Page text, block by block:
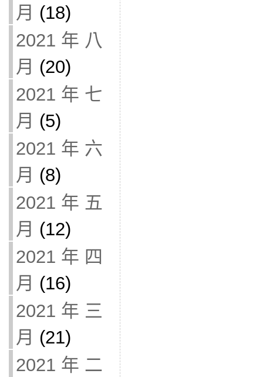
月 (18)
2021 年 八
月 (20)
2021 年 七
月 (5)
2021 年 六
月 (8)
2021 年 五
月 (12)
2021 年 四
月 (16)
2021 年 三
月 (21)
2021 年 二